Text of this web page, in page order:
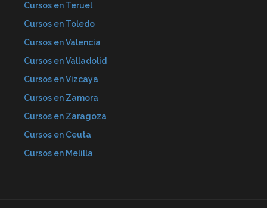
Cursos en Teruel
Cursos en Toledo
Cursos en Valencia
Cursos en Valladolid
Cursos en Vizcaya
Cursos en Zamora
Cursos en Zaragoza
Cursos en Ceuta
Cursos en Melilla